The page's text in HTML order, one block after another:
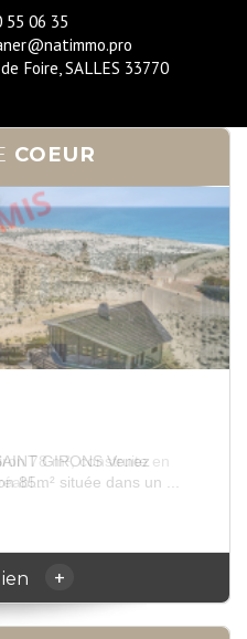
55 06 35
Foire, SALLES 33770
COEUR
78 m², construite en
+